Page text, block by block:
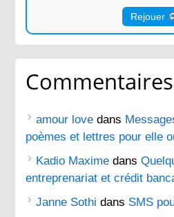
Rejouer
amour love dans
poèmes et lettres pour elle
Kadio Maxime dans
entreprenariat et crédit
Janne Sothi dans SMS